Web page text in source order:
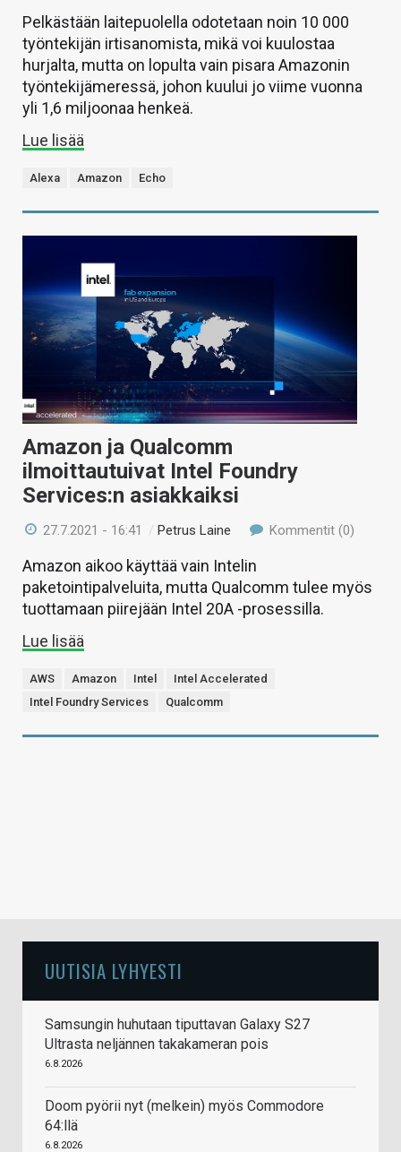
Pelkästään laitepuolella odotetaan noin 10 000
työntekijän irtisanomista, mikä voi kuulostaa
hurjalta, mutta on lopulta vain pisara Amazonin
työntekijämeressä, johon kuului jo viime vuonna
yli 1,6 miljoonaa henkeä.
Lue lisää
Alexa Amazon Echo
Amazon ja Qualcomm
ilmoittautuivat Intel Foundry
Services:n asiakkaiksi
27.7.2021 - 16:41 / Petrus Laine Kommentit (0)
Amazon aikoo käyttää vain Intelin
paketointipalveluita, mutta Qualcomm tulee myös
tuottamaan piirejään Intel 20A -prosessilla.
Lue lisää
AWS Amazon Intel
Intel Accelerated
Intel Foundry Services
Qualcomm
UUTISIA LYHYESTI
Samsungin huhutaan tiputtavan Galaxy S27
Ultrasta neljännen takakameran pois
6.8.2026
Doom pyörii nyt (melkein) myös Commodore
64:llä
6.8.2026